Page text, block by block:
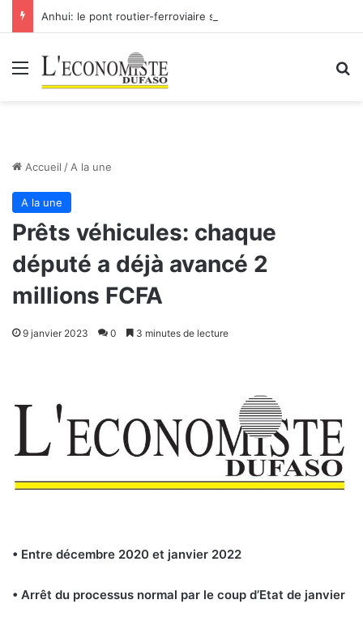
Menu
Accueil / A la une
A la une
Prêts véhicules: chaque
député a déjà avancé 2
millions FCFA
9 janvier 2023 0 3 minutes de lecture
• Entre décembre 2020 et janvier 2022
• Arrêt du processus normal par le coup d’Etat de janvier